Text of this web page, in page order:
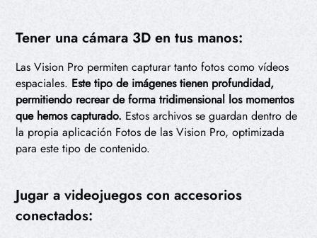
Tener una cámara 3D en tus manos:
Las Vision Pro permiten capturar tanto fotos como vídeos
espaciales. Este tipo de imágenes tienen profundidad,
permitiendo recrear de forma tridimensional los momentos
que hemos capturado. Estos archivos se guardan dentro de
la propia aplicación Fotos de las Vision Pro, optimizada
para este tipo de contenido.
Jugar a videojuegos con accesorios
conectados: